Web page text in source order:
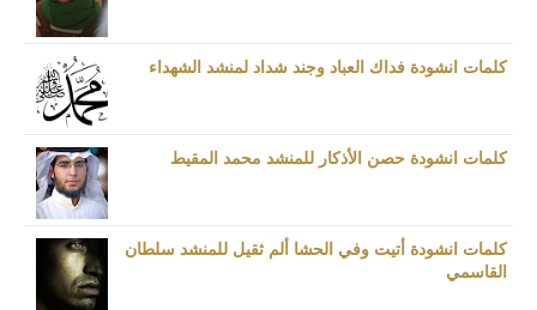
كلمات انشودة فداك العباد وجند شداد لمنشد الشهداء
كلمات انشودة حصن الأذكار للمنشد محمد المقيط
كلمات انشودة أتيت وفي الحشا ألم ثقيل للمنشد سلطان
القاسمي